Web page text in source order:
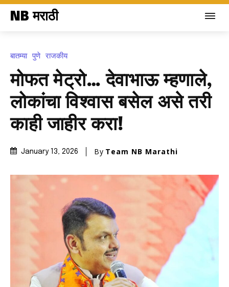
NB मराठी
बातम्या पुणे राजकीय
मोफत मेट्रो… देवाभाऊ म्हणाले,
लोकांचा विश्वास बसेल असे तरी
काही जाहीर करा!
January 13, 2026 By Team NB Marathi